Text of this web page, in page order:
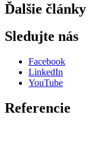
Ďalšie články
Sledujte nás
Facebook
LinkedIn
YouTube
Referencie